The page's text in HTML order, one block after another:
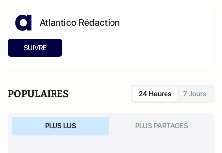
Atlantico Rédaction
SUIVRE
POPULAIRES 24 Heures 7 Jours
PLUS LUS PLUS PARTAGES